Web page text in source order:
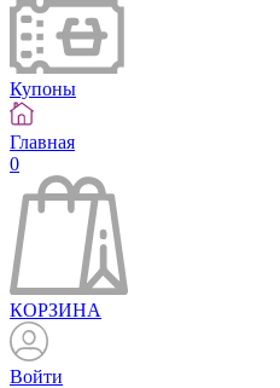
Купоны
Главная
0
КОРЗИНА
Войти